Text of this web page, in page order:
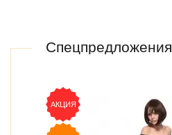
Спецпредложения
АКЦИЯ